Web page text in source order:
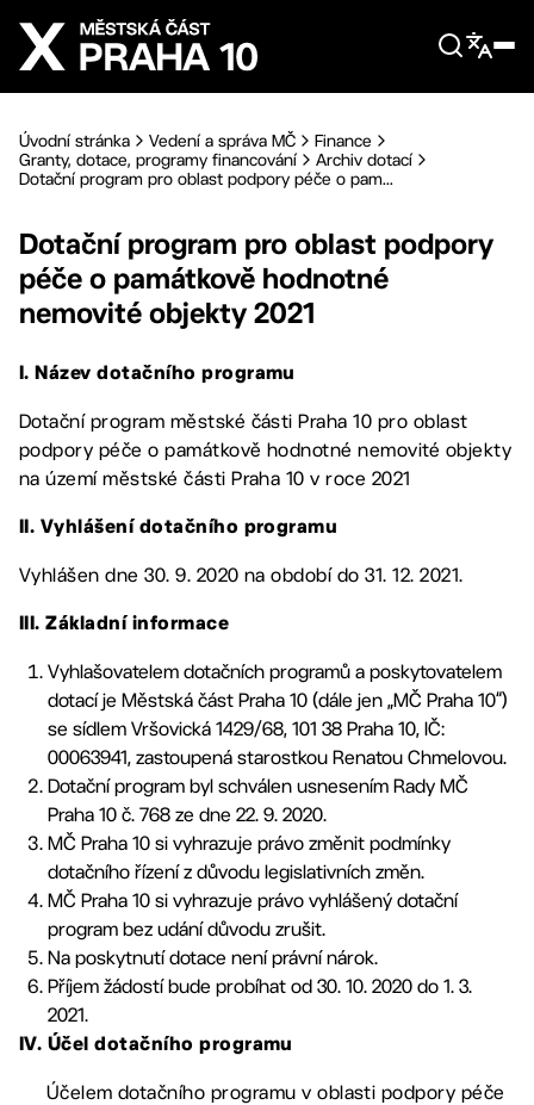
Přejít na hlavní obsah
Úvodní stránka Vedení a správa MČ
Finance
Granty, dotace, programy financování
Archiv dotací
Dotační program pro oblast podpory péče o pam...
Dotační program pro oblast podpory
péče o památkově hodnotné
nemovité objekty 2021
I. Název dotačního programu
Dotační program městské části Praha 10 pro oblast
podpory péče o památkově hodnotné nemovité objekty
na území městské části Praha 10 v roce 2021
II. Vyhlášení dotačního programu
Vyhlášen dne 30. 9. 2020 na období do 31. 12. 2021.
III. Základní informace
Vyhlašovatelem dotačních programů a poskytovatelem
dotací je Městská část Praha 10 (dále jen „MČ Praha 10“)
se sídlem Vršovická 1429/68, 101 38 Praha 10, IČ:
00063941, zastoupená starostkou Renatou Chmelovou.
Dotační program byl schválen usnesením Rady MČ
Praha 10 č. 768 ze dne 22. 9. 2020.
MČ Praha 10 si vyhrazuje právo změnit podmínky
dotačního řízení z důvodu legislativních změn.
MČ Praha 10 si vyhrazuje právo vyhlášený dotační
program bez udání důvodu zrušit.
Na poskytnutí dotace není právní nárok.
Příjem žádostí bude probíhat od 30. 10. 2020 do 1. 3.
2021.
IV. Účel dotačního programu
Účelem dotačního programu v oblasti podpory péče